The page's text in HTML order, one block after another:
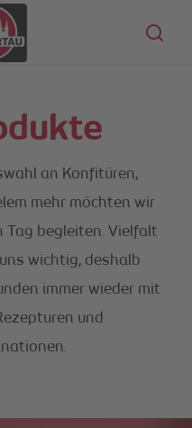
an Konfitüren,
mehr möchten wir
Tag begleiten. Vielfalt
wichtig, deshalb
immer wieder mit
und